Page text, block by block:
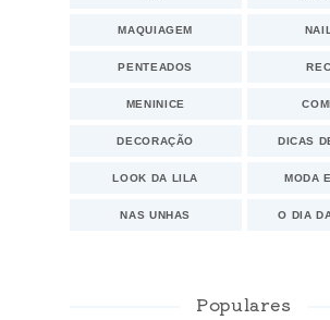
MAQUIAGEM
PENTEADOS
MENINICE
DECORAÇÃO DICAS
LOOK DA LILA MODA
NAS UNHAS O DIA
Populares